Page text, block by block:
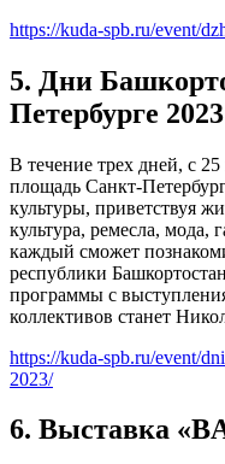
https://kuda-spb.ru/event/
5. Дни
Петербурге 2023
В течение трех дней, с
площадь Санкт-
культуры, приветствуя
культура, ремесла, мода,
каждый сможет
республики
программы с
коллективов станет
https://kuda-spb.ru/event/
2023/
6. Выставка